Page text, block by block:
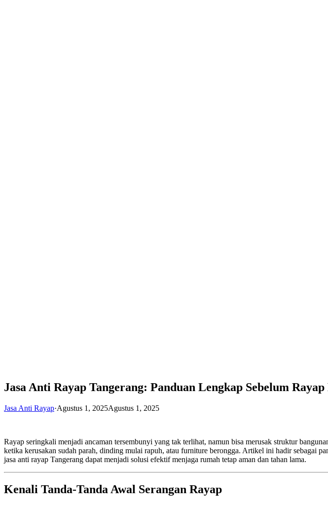
Jasa Anti Rayap Tangerang: Panduan Lengkap Sebelum
Jasa Anti Rayap·Agustus 1, 2025Agustus 1, 2025
Rayap seringkali menjadi ancaman tersembunyi yang tak terlihat, namun bisa merusak struktur
ketika kerusakan sudah parah, dinding mulai rapuh, atau furniture berongga. Artikel ini hadir sebagai
jasa anti rayap Tangerang dapat menjadi solusi efektif menjaga rumah tetap aman dan tahan lama.
Kenali Tanda-Tanda Awal Serangan Rayap